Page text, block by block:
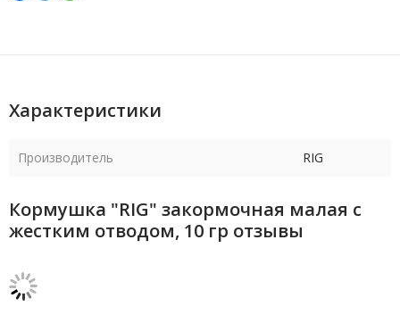
Характеристики
Производитель RIG
Кормушка "RIG" закормочная малая с
жестким отводом, 10 гр отзывы